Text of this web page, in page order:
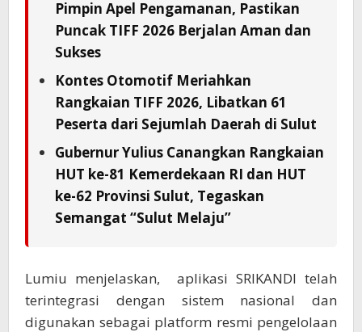
Pimpin Apel Pengamanan, Pastikan
Puncak TIFF 2026 Berjalan Aman dan
Sukses
Kontes Otomotif Meriahkan
Rangkaian TIFF 2026, Libatkan 61
Peserta dari Sejumlah Daerah di Sulut
Gubernur Yulius Canangkan Rangkaian
HUT ke-81 Kemerdekaan RI dan HUT
ke-62 Provinsi Sulut, Tegaskan
Semangat “Sulut Melaju”
Lumiu menjelaskan, aplikasi SRIKANDI telah
terintegrasi dengan sistem nasional dan
digunakan sebagai platform resmi pengelolaan